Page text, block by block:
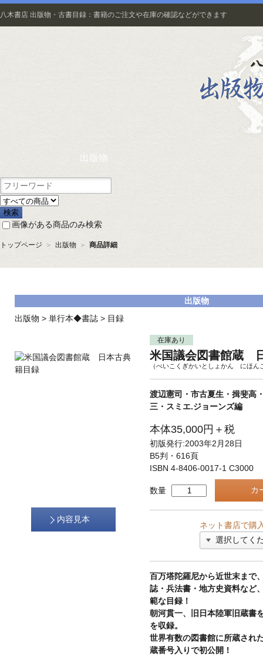
八木書店 出版物・古書目録：書籍のご注文や在庫の確認などができます
出版物
画像がある商品のみ検索
トップページ ＞ 出版物 ＞ 商品詳細
出版物
出版物 > 単行本◆書誌 > 目録
内容見本
在庫あり
米国議会図書館蔵
（べいこくぎかいとしょかん にほん
渡辺憲司・市古夏生・揖斐高
三・スミエ.ジョーンズ編
本体35,000円＋税
初版発行:2003年2月28日
B5判・616頁
ISBN 4-8406-0017-1 C3000
数量
ネット書店で購
百万塔陀羅尼から近世末まで
誌・兵法書・地方史資料など
範な目録！
朝河貫一、旧日本陸軍旧蔵書
を収録。
世界有数の図書館に所蔵され
蔵番号入りで初公開！